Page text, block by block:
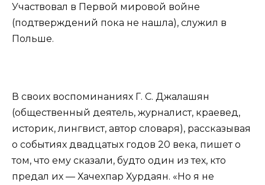
Участвовал в Первой мировой войне
(подтверждений пока не нашла), служил в
Польше.
В своих воспоминаниях Г. С. Джалашян
(общественный деятель, журналист, краевед,
историк, лингвист, автор словаря), рассказывая
о событиях двадцатых годов 20 века, пишет о
том, что ему сказали, будто один из тех, кто
предал их — Хачехпар Хурдаян. «Но я не